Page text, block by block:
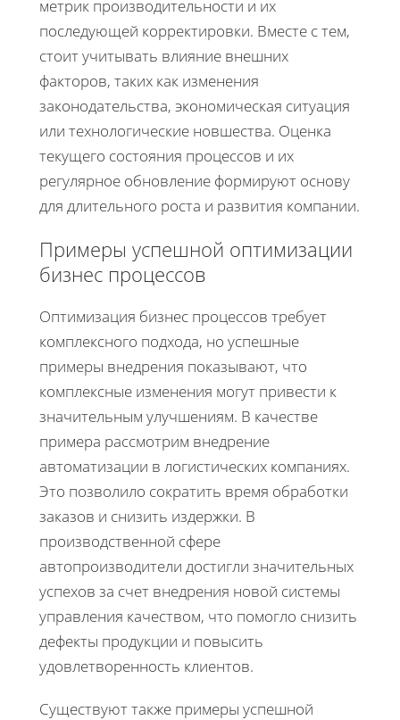
метрик производительности и их
последующей корректировки. Вместе с тем,
стоит учитывать влияние внешних
факторов, таких как изменения
законодательства, экономическая ситуация
или технологические новшества. Оценка
текущего состояния процессов и их
регулярное обновление формируют основу
для длительного роста и развития компании.
Примеры успешной оптимизации
бизнес процессов
Оптимизация бизнес процессов требует
комплексного подхода, но успешные
примеры внедрения показывают, что
комплексные изменения могут привести к
значительным улучшениям. В качестве
примера рассмотрим внедрение
автоматизации в логистических компаниях.
Это позволило сократить время обработки
заказов и снизить издержки. В
производственной сфере
автопроизводители достигли значительных
успехов за счет внедрения новой системы
управления качеством, что помогло снизить
дефекты продукции и повысить
удовлетворенность клиентов.
Существуют также примеры успешной